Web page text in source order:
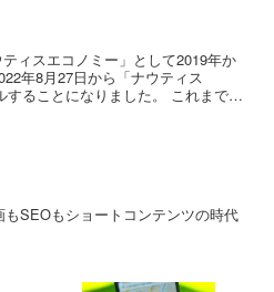
ィスエコノミー」として2019年か
年8月27日から「ナウティス
になりました。 これまでは
もSEOもショートコンテンツの時代